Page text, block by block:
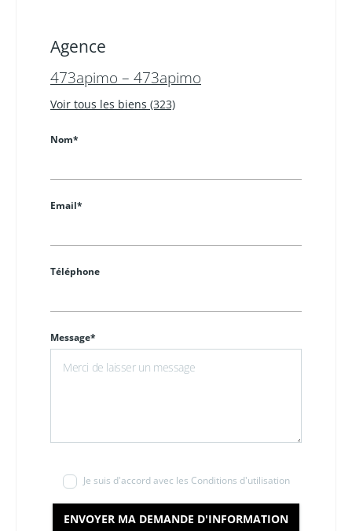
Agence
473apimo – 473apimo
Voir tous les biens (323)
Nom*
Email*
Téléphone
Message*
Je suis d'accord avec les Conditions d'utilisation
ENVOYER MA DEMANDE D'INFORMATION